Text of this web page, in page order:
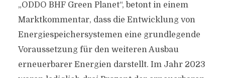
„ODDO BHF Green Planet“, betont in einem
Marktkommentar, dass die Entwicklung von
Energiespeichersystemen eine grundlegende
Voraussetzung für den weiteren Ausbau
erneuerbarer Energien darstellt. Im Jahr 2023